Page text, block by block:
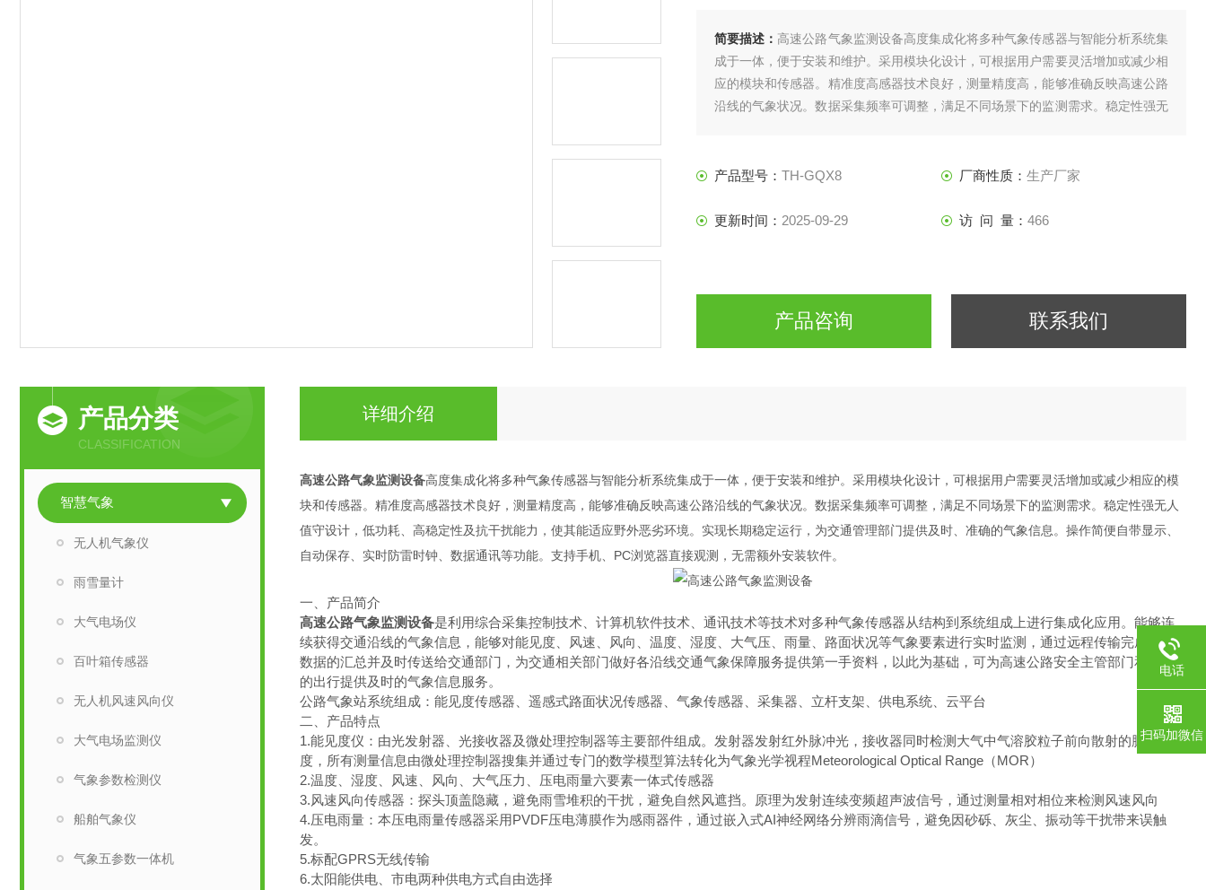
简要描述： 高速公路气象监测设备高度集成化将多种气象传感器与智能分析系统集
成于一体，便于安装和维护。采用模块化设计，可根据用户需要灵活增加或减少相
应的模块和传感器。精准度高感器技术良好，测量精度高，能够准确反映高速公路
沿线的气象状况。数据采集频率可调整，满足不同场景下的监测需求。稳定性强无
产品型号： TH-GQX8 厂商性质： 生产厂家
更新时间： 2025-09-29 访 问 量： 466
产品咨询 联系我们
产品分类
CLASSIFICATION
智慧气象
无人机气象仪
雨雪量计
大气电场仪
百叶箱传感器
无人机风速风向仪
大气电场监测仪
气象参数检测仪
船舶气象仪
气象五参数一体机
详细介绍
高速公路气象监测设备高度集成化将多种气象传感器与智能分析系统集成于一体，便于安装和维护。采用模块化设计，可根据用户需要灵活增加或减少相应的模
块和传感器。精准度高感器技术良好，测量精度高，能够准确反映高速公路沿线的气象状况。数据采集频率可调整，满足不同场景下的监测需求。稳定性强无人
值守设计，低功耗、高稳定性及抗干扰能力，使其能适应野外恶劣环境。实现长期稳定运行，为交通管理部门提供及时、准确的气象信息。操作简便自带显示、
自动保存、实时防雷时钟、数据通讯等功能。支持手机、PC浏览器直接观测，无需额外安装软件。
一、产品简介
高速公路气象监测设备是利用综合采集控制技术、计算机软件技术、通讯技术等技术对多种气象传感器从结构到系统组成上进行集成化应用。能够连
续获得交通沿线的气象信息，能够对能见度、风速、风向、温度、湿度、大气压、雨量、路面状况等气象要素进行实时监测，通过远程传输完成各类
数据的汇总并及时传送给交通部门，为交通相关部门做好各沿线交通气象保障服务提供第一手资料，以此为基础，可为高速公路安全主管部门和人们
的出行提供及时的气象信息服务。
公路气象站系统组成：能见度传感器、遥感式路面状况传感器、气象传感器、采集器、立杆支架、供电系统、云平台
二、产品特点
1.能见度仪：由光发射器、光接收器及微处理控制器等主要部件组成。发射器发射红外脉冲光，接收器同时检测大气中气溶胶粒子前向散射的脉冲光强
度，所有测量信息由微处理控制器搜集并通过专门的数学模型算法转化为气象光学视程Meteorological Optical Range（MOR）
2.温度、湿度、风速、风向、大气压力、压电雨量六要素一体式传感器
3.风速风向传感器：探头顶盖隐藏，避免雨雪堆积的干扰，避免自然风遮挡。原理为发射连续变频超声波信号，通过测量相对相位来检测风速风向
4.压电雨量：本压电雨量传感器采用PVDF压电薄膜作为感雨器件，通过嵌入式AI神经网络分辨雨滴信号，避免因砂砾、灰尘、振动等干扰带来误触
发。
5.标配GPRS无线传输
6.太阳能供电、市电两种供电方式自由选择
电话
扫码加微信